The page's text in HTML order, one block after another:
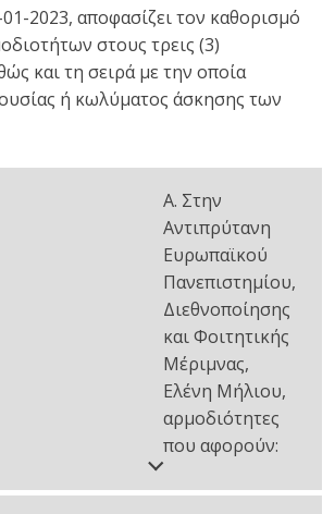
2023, αποφασίζει τον καθορισμό
στους τρεις (3)
και τη σειρά με την οποία
ή κωλύματος άσκησης των
Α. Στην
Αντιπρύτανη
Ευρωπαϊκού
Πανεπιστημίου,
Διεθνοποίησης
και Φοιτητικής
Μέριμνας,
Ελένη Μήλιου,
αρμοδιότητες
που αφορούν: